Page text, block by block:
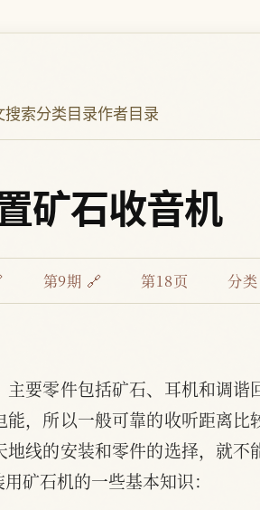
搜索分类目录作者目录
矿石收音机
第9期 🔗 第18页 分
要零件包括矿石、耳机和调谐
，所以一般可靠的收听距离比
线的安装和零件的选择，就不
矿石机的一些基本知识：